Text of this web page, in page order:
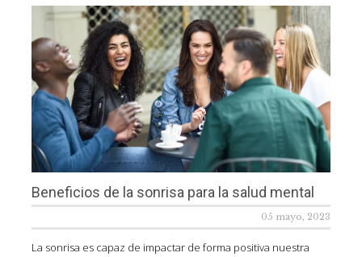
Beneficios de la sonrisa para la salud mental
05 mayo, 2023
La sonrisa es capaz de impactar de forma positiva nuestra